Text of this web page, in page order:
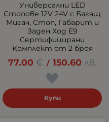
Универсални LED
Стопове 12V 24V с Бягащ
Мигач, Стоп, Габарит и
Заден Ход E9
Сертифицирани
Комплект от 2 броя
77.00 € / 150.60 лв.
Купи